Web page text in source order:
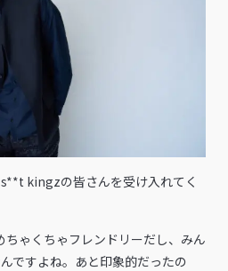
s**t kingzの皆さんを受け入れてく
ゃくちゃフレンドリーだし、みん
ですよね。あと印象的だったの